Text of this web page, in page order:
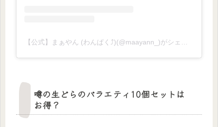
噂の生どらのバラエティ10個セットは
お得？